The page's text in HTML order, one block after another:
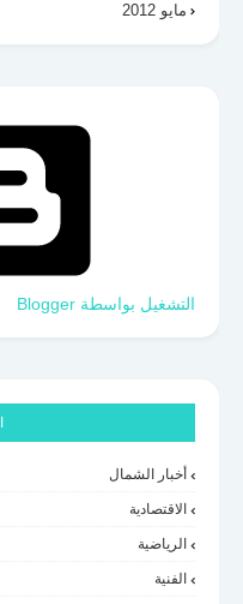
مايو 2012
التشغيل بواسطة Blogger
أخبار الشمال
الاقتصادية
الرياضية
الفنية